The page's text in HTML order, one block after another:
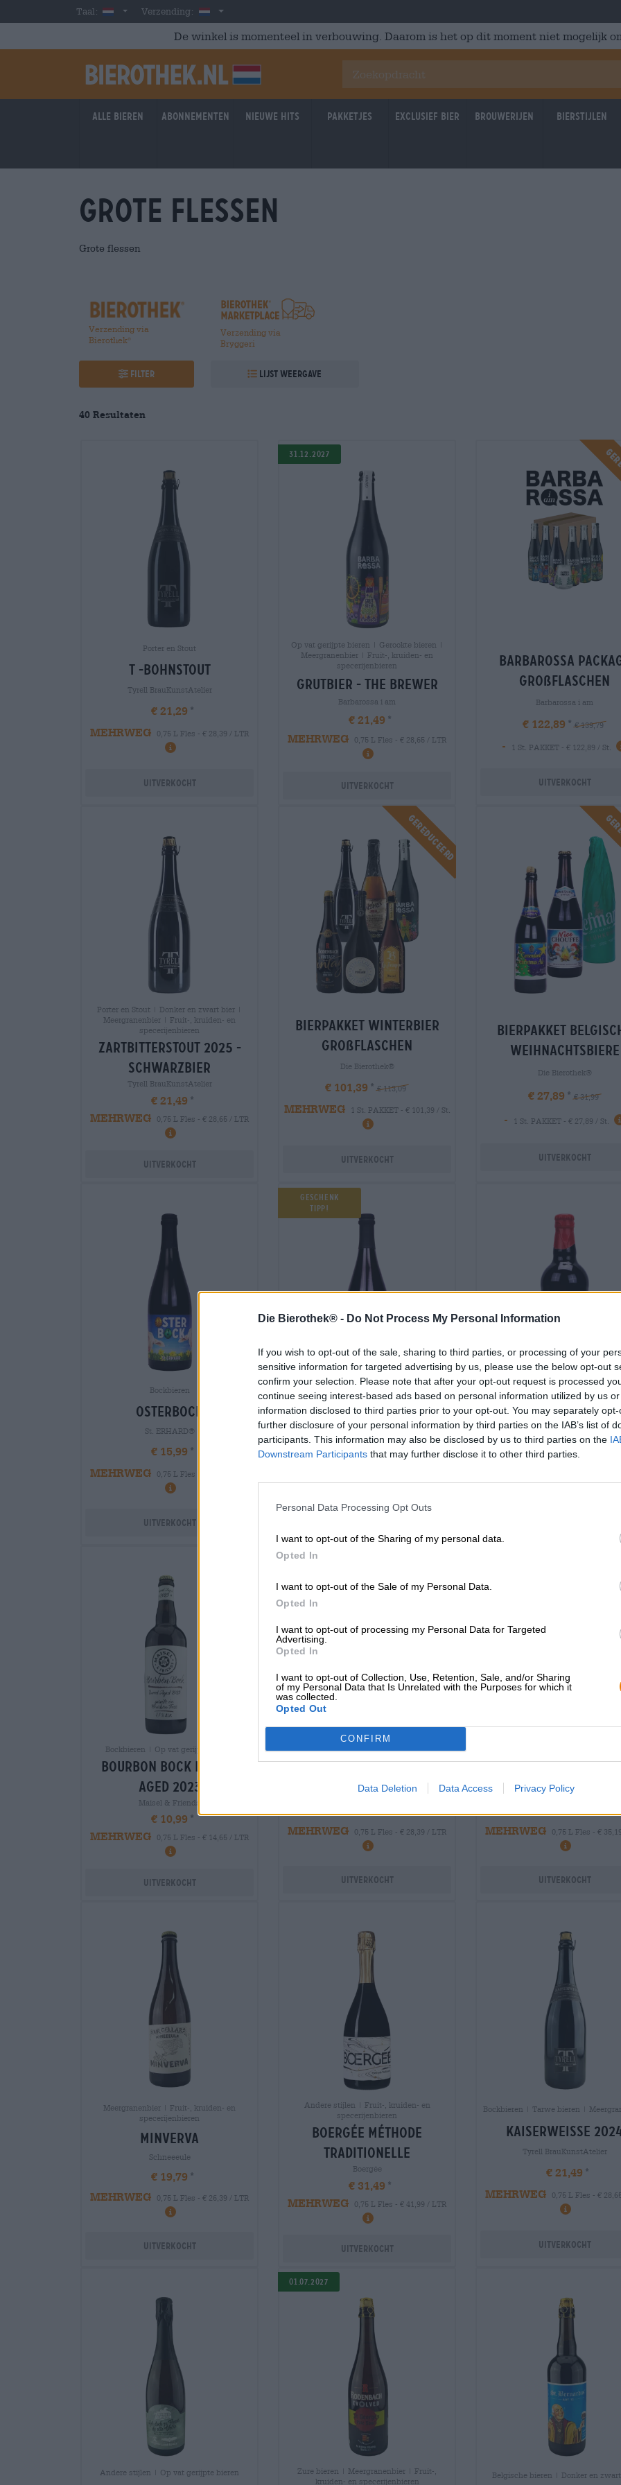
Die Bierothek® - Do Not Process My Personal Information
If you wish to opt-out of the sale, sharing to third parties, or processing of your
sensitive information for targeted advertising by us, please use the below opt-out
confirm your selection. Please note that after your opt-out request is processed
continue seeing interest-based ads based on personal information utilized by us
information disclosed to third parties prior to your opt-out. You may separately
further disclosure of your personal information by third parties on the IAB’s list of
participants. This information may also be disclosed by us to third parties on the
Downstream Participants that may further disclose it to other third parties.
Personal Data Processing Opt Outs
I want to opt-out of the Sharing of my personal data.
Opted In
I want to opt-out of the Sale of my Personal Data.
Opted In
I want to opt-out of processing my Personal Data for Targeted
Advertising.
Opted In
I want to opt-out of Collection, Use, Retention, Sale, and/or Sharing
of my Personal Data that Is Unrelated with the Purposes for which it
was collected.
Opted Out
CONFIRM
Data Deletion Data Access Privacy Policy
Skip to main content
Taal: DutchVerzending: Nederland
De winkel is momenteel in verbouwing. Daarom is het op dit moment niet mogelijk
Alle bieren Abonnementen Nieuwe hits Pakketjes Exclusief Bier Brouwerijen Bierstijlen
Grote flessen
Grote flessen
Verzending via
Bierothek®
Verzending via
Bryggeri
Filter Lijst weergave
40 Resultaten
Porter en Stout
t -bohnstout
Tyrell BrauKunstAtelier
€ 21,29
MEHRWEG
0,75 L Fles - € 28,39 / LTR
Uitverkocht
31.12.2027
Op vat gerijpte bieren | Gerookte bieren |
Meergranenbier | Fruit-, kruiden- en
specerijenbieren
grutbier - the brewer
Barbarossa i am
€ 21,49
MEHRWEG
0,75 L Fles - € 28,65 / LTR
Uitverkocht
barbarossa
großflaschen
Barbarossa i am
€ 122,89 € 139,79
- 1 St. PAKKET - € 122,89 / St.
Uitverkocht
Porter en Stout | Donker en zwart bier |
Meergranenbier | Fruit-, kruiden- en
specerijenbieren
zartbitterstout 2025 -
schwarzbier
Tyrell BrauKunstAtelier
€ 21,49
MEHRWEG
0,75 L Fles - € 28,65 / LTR
Uitverkocht
Gereduceerd
Bierpakket Winterbier
großflaschen
Die Bierothek®
€ 101,39 € 113,09
MEHRWEG 1 St. PAKKET - € 101,39 / St.
Uitverkocht
Bierpakket
weihnachtsbiere
Die Bierothek®
€ 27,89 € 31,99
- 1 St. PAKKET - € 27,89 / St.
Uitverkocht
Bockbieren
osterbock
St. ERHARD®
€ 15,99
MEHRWEG
0,75 L Fles - € 21,32 / LTR
Uitverkocht
Geschenk
Tipp!
weihnachtsbier
St. ERHARD®
€ 15,99
Porter en Stout | Op vat gerijpte
crann beatha
Brehon Brewhouse
100%
Bockbieren | Op vat gerijpte bieren
bourbon bock barrel
aged 2023
Maisel & Friends
€ 10,99
MEHRWEG
0,75 L Fles - € 14,65 / LTR
Uitverkocht
Gerstewijn
Tyrell BrauKunstAtelier
MEHRWEG
0,75 L Fles - € 28,39 / LTR
Uitverkocht
Freigeist Bierkultur
MEHRWEG
0,75 L Fles - €
Uitverkocht
Meergranenbier | Fruit-, kruiden- en
specerijenbieren
minverva
Schneeeule
€ 19,79
MEHRWEG
0,75 L Fles - € 26,39 / LTR
Uitverkocht
Andere stijlen | Fruit-, kruiden- en
specerijenbieren
boergÉe méthode
traditionelle
Boergée
€ 31,49
MEHRWEG
0,75 L Fles - € 41,99 / LTR
Uitverkocht
Bockbieren | Tarwe bieren |
kaiserweisse
Tyrell BrauKunstAtelier
€ 21,49
MEHRWEG
0,75 L Fles - €
Uitverkocht
Andere stijlen | Op vat gerijpte bieren
01.07.2027
Zure bieren | Meergranenbier | Fruit-,
kruiden- en specerijenbieren
Belgische bieren | Donker en